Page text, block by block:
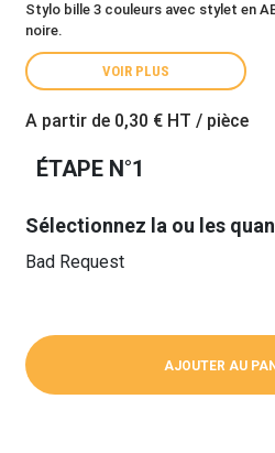
Stylo bille 3 couleurs avec stylet en
noire.
VOIR PLUS
A partir de 0,30 € HT / pièce
ÉTAPE N°1
Sélectionnez la ou les
Bad Request
AJOUTER AU